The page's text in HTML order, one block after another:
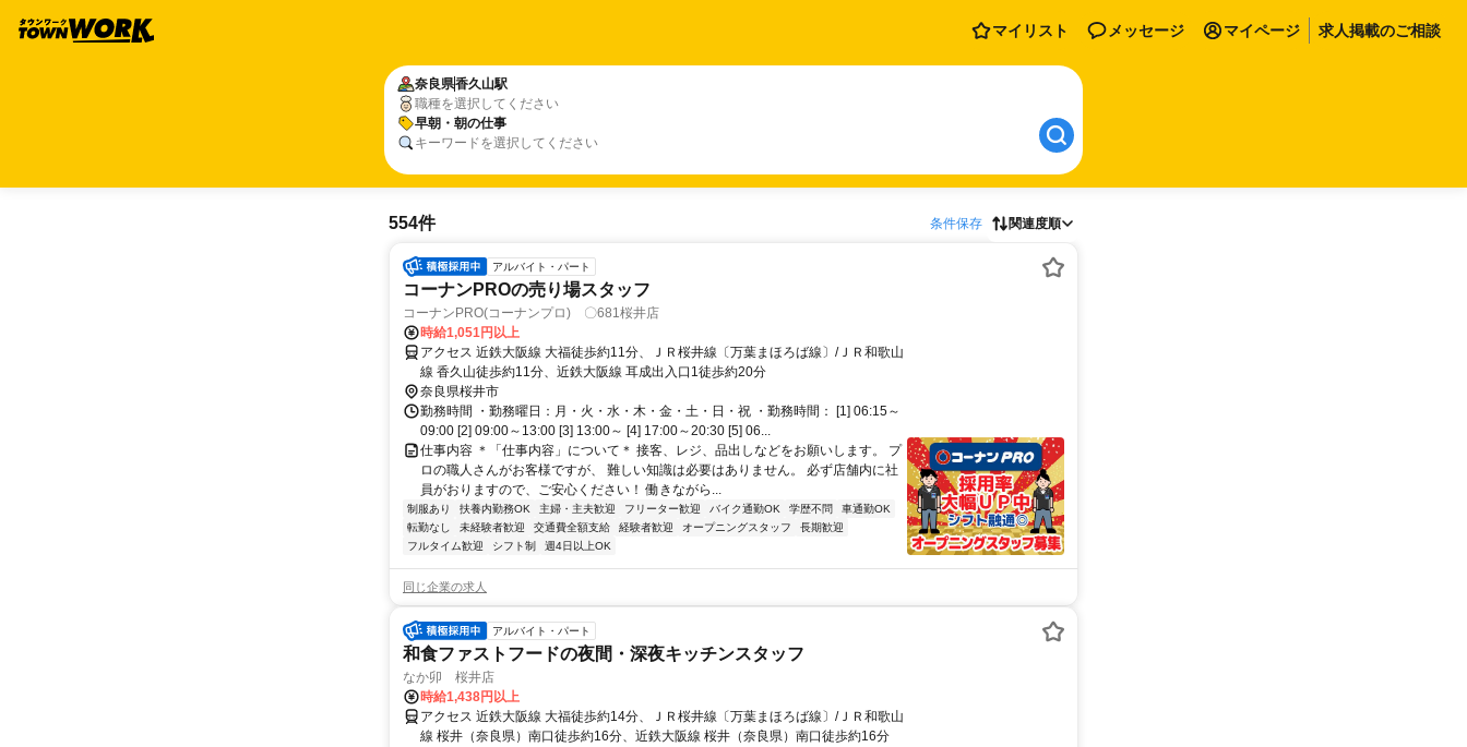
マイリスト メッセージ マイページ 求人掲載のご相談
奈良県香久山駅
職種を選択してください
早朝・朝の仕事
キーワードを選択してください
554件 条件保存 関連度順
アルバイト・パート
コーナンPROの売り場スタッフ
コーナンPRO(コーナンプロ) 〇681桜井店
時給1,051円以上
アクセス 近鉄大阪線 大福徒歩約11分、ＪＲ桜井線〔万葉まほろば線〕/ＪＲ和歌山
線 香久山徒歩約11分、近鉄大阪線 耳成出入口1徒歩約20分
奈良県桜井市
勤務時間 ・勤務曜日：月・火・水・木・金・土・日・祝 ・勤務時間： [1] 06:15～
09:00 [2] 09:00～13:00 [3] 13:00～ [4] 17:00～20:30 [5] 06...
仕事内容 ＊「仕事内容」について＊ 接客、レジ、品出しなどをお願いします。 プ
ロの職人さんがお客様ですが、 難しい知識は必要はありません。 必ず店舗内に社
員がおりますので、ご安心ください！ 働きながら...
制服あり 扶養内勤務OK 主婦・主夫歓迎 フリーター歓迎 バイク通勤OK 学歴不問
車通勤OK
転勤なし
未経験者歓迎 交通費全額支給 経験者歓迎 オープニングスタッフ
長期歓迎
フルタイム歓迎
シフト制 週4日以上OK
同じ企業の求人
アルバイト・パート
和食ファストフードの夜間・深夜キッチンスタッフ
なか卯 桜井店
時給1,438円以上
アクセス 近鉄大阪線 大福徒歩約14分、ＪＲ桜井線〔万葉まほろば線〕/ＪＲ和歌山
線 桜井（奈良県）南口徒歩約16分、近鉄大阪線 桜井（奈良県）南口徒歩約16分